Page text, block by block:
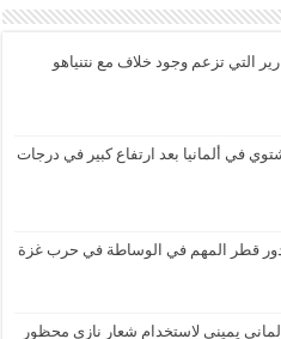
التي تزعم وجود خلاف مع نتنياهو
في ألمانيا بعد ارتفاع كبير في درجات
دور قطر المهم في الوساطة في حرب غزة
يميني لاستخدام شعار نازي محظور